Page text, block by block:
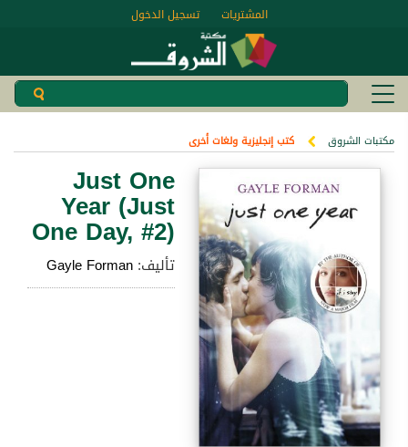
تسجيل الدخول المشتريات
مكتبات الشروق كتب إنجليزية ولغات أخرى
Just One
Year (Just
One Day, #2)
تأليف:Gayle Forman